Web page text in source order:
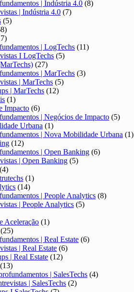
| Indústria 4.0 (8)
| Indústria 4.0 (7)
(5)
| LogTechs (11)
I LogTechs (5)
(27)
| MarTechs (3)
| MarTechs (5)
| MarTechs (12)
(1)
Impacto (6)
| Negócios de Impacto (5)
Urbana (1)
| Nova Mobilidade Urbana (1)
(12)
| Open Banking (6)
| Open Banking (5)
(4)
(1)
(14)
| People Analytics (8)
| People Analytics (5)
Aceleração (1)
(25)
| Real Estate (6)
| Real Estate (6)
| Real Estate (12)
(13)
| SalesTechs (4)
| SalesTechs (2)